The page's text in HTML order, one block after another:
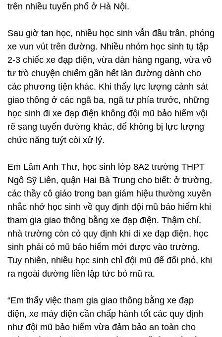
trên nhiều tuyến phố ở Hà Nội.
Sau giờ tan học, nhiều học sinh vẫn đầu trần, phóng
xe vun vút trên đường. Nhiều nhóm học sinh tụ tập
2-3 chiếc xe đạp điện, vừa dàn hàng ngang, vừa vô
tư trò chuyện chiếm gần hết làn đường dành cho
các phương tiện khác. Khi thấy lực lượng cảnh sát
giao thông ở các ngã ba, ngã tư phía trước, những
học sinh đi xe đạp điện không đội mũ bảo hiểm vội
rẽ sang tuyến đường khác, để không bị lực lượng
chức năng tuýt còi xử lý.
Em Lâm Anh Thư, học sinh lớp 8A2 trường THPT
Ngô Sỹ Liên, quận Hai Bà Trung cho biết: ở trường,
các thầy cô giáo trong ban giám hiệu thường xuyên
nhắc nhở học sinh về quy định đội mũ bảo hiểm khi
tham gia giao thông bằng xe đạp điện. Thậm chí,
nhà trường còn có quy định khi đi xe đạp điện, học
sinh phải có mũ bảo hiểm mới được vào trường.
Tuy nhiên, nhiều học sinh chỉ đội mũ để đối phó, khi
ra ngoài đường liền lập tức bỏ mũ ra.
“Em thấy việc tham gia giao thông bằng xe đạp
điện, xe máy điện cần chấp hành tốt các quy định
như đội mũ bảo hiểm vừa đảm bảo an toàn cho